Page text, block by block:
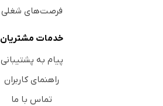
فرصت‌های شغلی
خدمات مشتریان
پیام به پشتیبانی
راهنمای کاربران
تماس با ما